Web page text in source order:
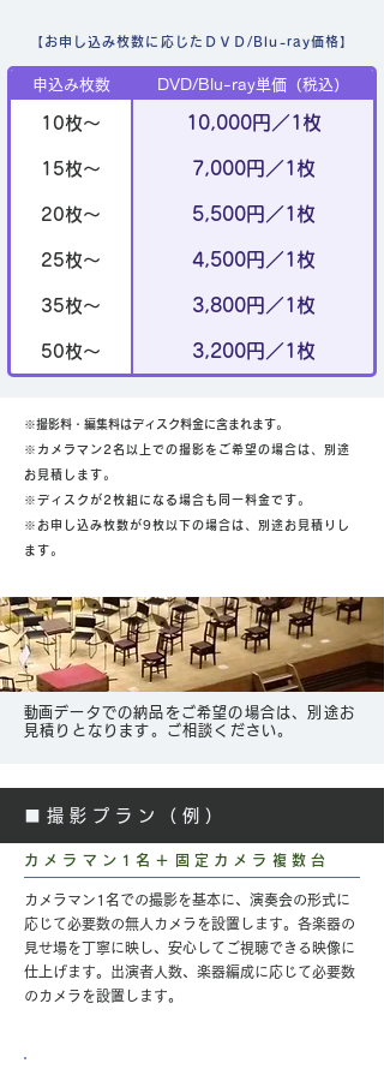
【お申し込み枚数に応じたＤＶＤ/Blu-ray価格】
申込み枚数 DVD/Blu-ray単価（税込）
10枚～ 10,000円／1枚
15枚～ 7,000円／1枚
20枚～ 5,500円／1枚
25枚～ 4,500円／1枚
35枚～ 3,800円／1枚
50枚～ 3,200円／1枚
​※撮影料・編集料はディスク料金に含まれます。
​※カメラマン2名以上での撮影をご希望の場合は、別途
お見積します。
​※ディスクが2枚組になる場合も同一料金です。
※​お申し込み枚数が9枚以下の場合は、別途お見積りし
ます。
​動画データでの納品をご希望の場合は、別途お
見積りとなります。ご相談ください。
■撮影プラン（例）
カメラマン1名＋固定カメラ複数台
カメラマン1名での撮影を基本に、演奏会の形式に
応じて必要数の無人カメラを設置します。各楽器の
見せ場を丁寧に映し、安心してご視聴できる映像に
仕上げます。出演者人数、楽器編成に応じて必要数
のカメラを設置します。